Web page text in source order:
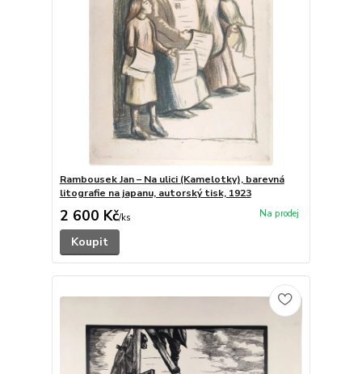
Rambousek Jan – Na ulici (Kamelotky), barevná
litografie na japanu, autorský tisk, 1923
2 600 Kč/ks
Koupit